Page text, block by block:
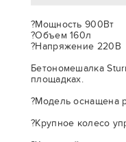
?Мощность 900Вт
?Объем 160л
?Напряжение 220В
Бетономешалка
площадках.
?Модель оснащена
?Крупное колесо